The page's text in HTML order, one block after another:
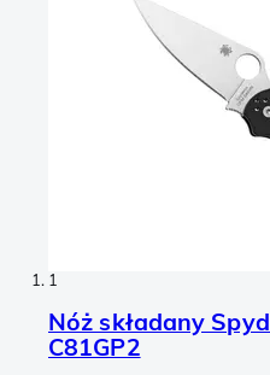
1
Nóż składany
C81GP2